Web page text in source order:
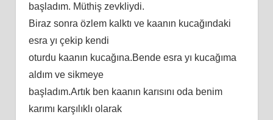
başladım. Müthiş zevkliydi.
Biraz sonra özlem kalktı ve kaanın kucağındaki
esra yı çekip kendi
oturdu kaanın kucağına.Bende esra yı kucağıma
aldım ve sikmeye
başladım.Artık ben kaanın karısını oda benim
karımı karşılıklı olarak